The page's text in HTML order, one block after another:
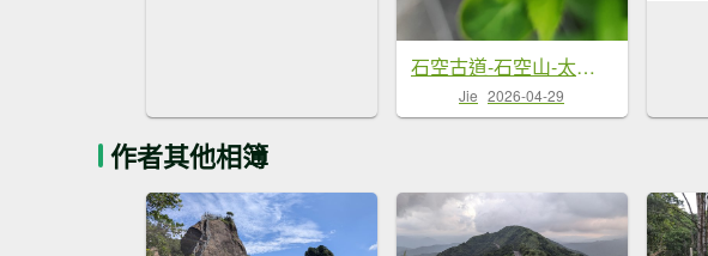
石空古道-石空山-太和山-火燒寮山-伯朗城堡-外澳車站
Jie 2026-04-29
作者其他相簿